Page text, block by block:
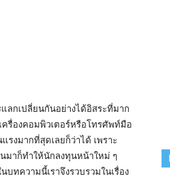
ลกเปลี่ยนกันอย่างได้อิสระที่มาก
ครื่องคอมพิวเตอร์หรือโทรศัพท์มือ
งมากที่สุดเลยก็ว่าได้ เพราะ
มาก็ทำให้นักลงทุนหน้าใหม่ ๆ
ทความนี้เราจึงรวบรวมในเรื่อง